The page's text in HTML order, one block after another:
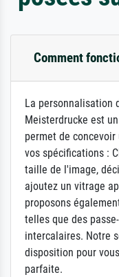
Comment
La personnalisation
Meisterdrucke est
permet de
vos spécifications :
taille de l'image,
ajoutez un vitrage
proposons
telles que des
intercalaires. Notre
disposition pour
parfaite.